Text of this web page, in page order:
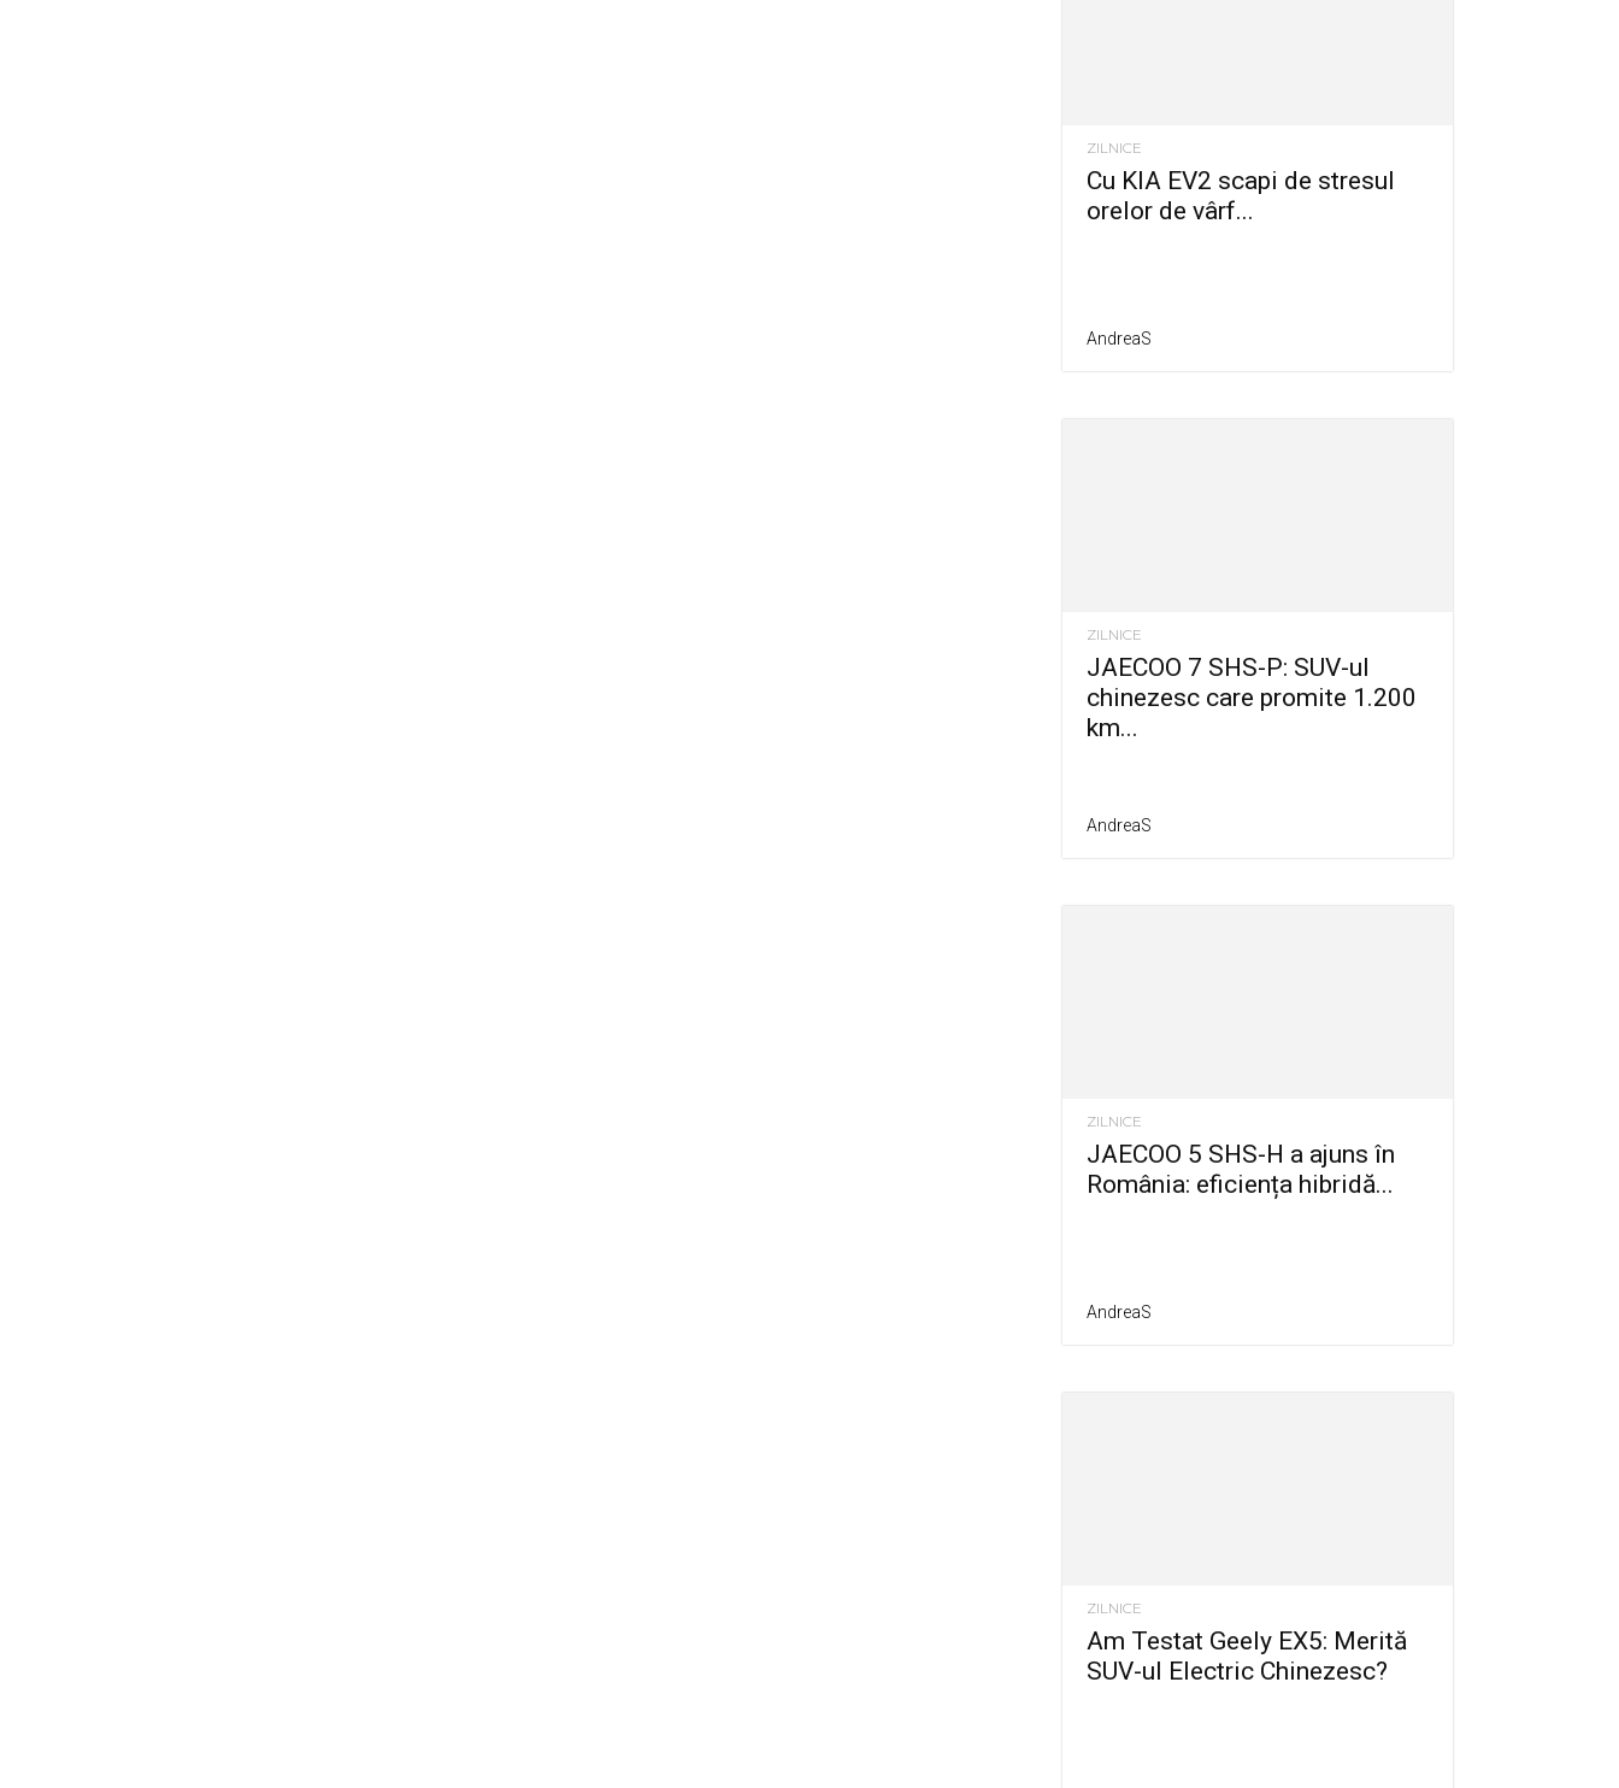
ZILNICE
Cu KIA EV2 scapi de stresul
orelor de vârf...
AndreaS
ZILNICE
JAECOO 7 SHS-P: SUV-ul
chinezesc care promite 1.200
km...
AndreaS
ZILNICE
JAECOO 5 SHS-H a ajuns în
România: eficiența hibridă...
AndreaS
ZILNICE
Am Testat Geely EX5: Merită
SUV-ul Electric Chinezesc?